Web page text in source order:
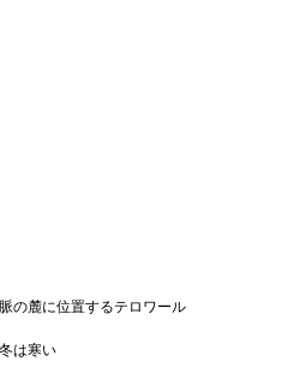
の麓に位置するテロワール
は寒い